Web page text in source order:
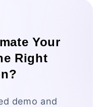
Your
Right
demo and